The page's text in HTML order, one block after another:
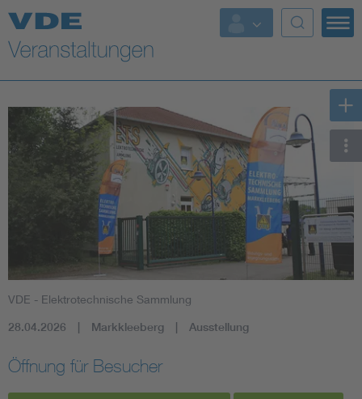
Top Themen
Fokusthemen
Energy
AI & Digital Trust
Mobility
Assisted Living
VDE - Elektrotechnische Sammlung
28.04.2026 Markkleeberg Ausstellung
Öffnung für Besucher